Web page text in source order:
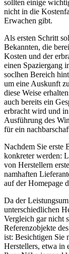
sollten einige
nicht in die
Erwachen gibt.
Als ersten Schritt
Bekannten, die
Kosten und der
einen Spaziergang
soclhen Bereich
um eine Auskunft
diese Weise
auch bereits ein
erbracht wird und
Ausführung des
für ein
Nachdem Sie erste
konkreter werden:
von Herstellern
namhaften
auf der Homepage
Da der
unterschiedlichen
Vergleich gar nicht
Referenzobjekte
ist: Besichtigen Sie
Herstellers, etwa in